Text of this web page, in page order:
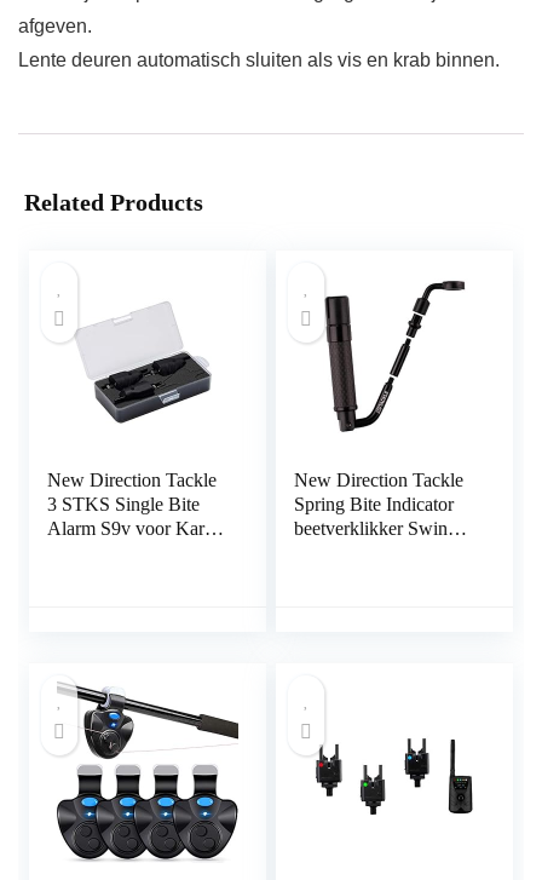
afgeven.
Lente deuren automatisch sluiten als vis en krab binnen.
Related Products
New Direction Tackle
3 STKS Single Bite
Alarm S9v voor Karper
New Direction Tackle
Spring Bite Indicator
beetverklikker Swinger